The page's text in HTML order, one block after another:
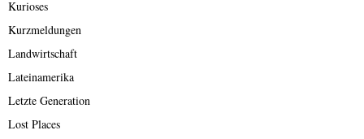
Kurioses
Kurzmeldungen
Landwirtschaft
Lateinamerika
Letzte Generation
Lost Places